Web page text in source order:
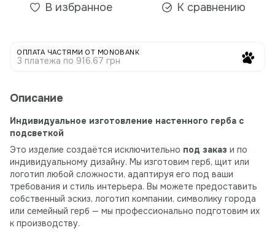
В избранное К сравнению
ОПЛАТА ЧАСТЯМИ ОТ MONOBANK
3 платежа по 916.67 грн
Описание
Индивидуальное изготовление настенного герба с
подсветкой
Это изделие создаётся исключительно под заказ и по
индивидуальному дизайну. Мы изготовим герб, щит или
логотип любой сложности, адаптируя его под ваши
требования и стиль интерьера. Вы можете предоставить
собственный эскиз, логотип компании, символику города
или семейный герб — мы профессионально подготовим их
к производству.